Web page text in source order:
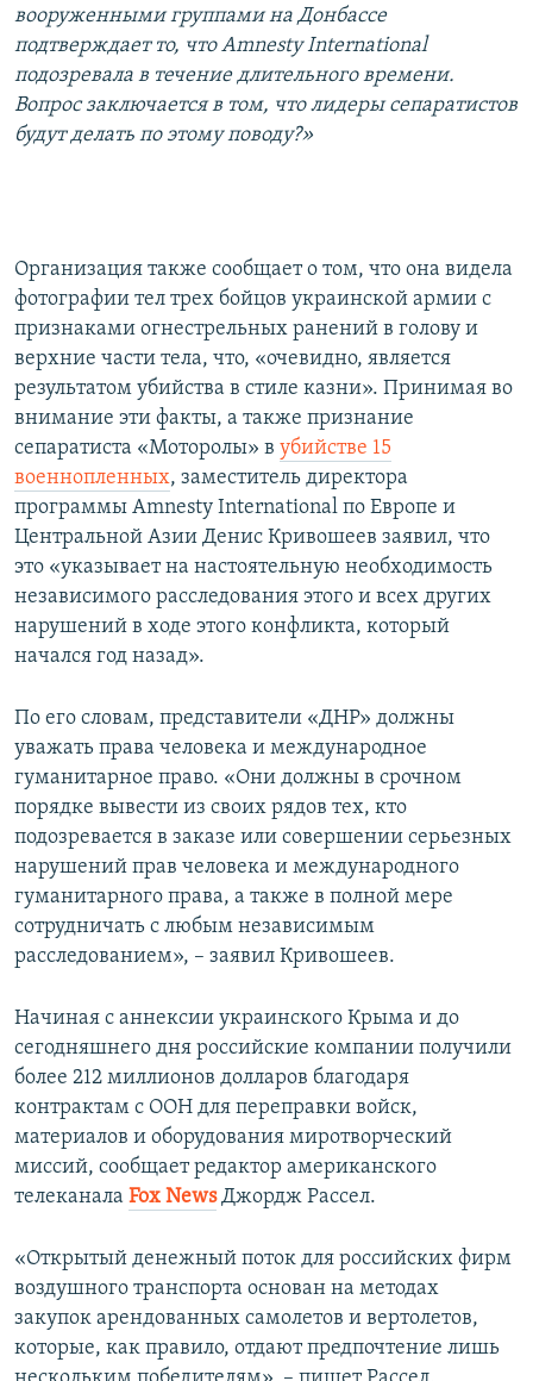
вооруженными группами на Донбассе
подтверждает то, что Amnesty International
подозревала в течение длительного времени.
Вопрос заключается в том, что лидеры сепаратистов
будут делать по этому поводу?»
Организация также сообщает о том, что она видела
фотографии тел трех бойцов украинской армии с
признаками огнестрельных ранений в голову и
верхние части тела, что, «очевидно, является
результатом убийства в стиле казни». Принимая во
внимание эти факты, а также признание
сепаратиста «Моторолы» в убийстве 15
военнопленных, заместитель директора
программы Amnesty International по Европе и
Центральной Азии Денис Кривошеев заявил, что
это «указывает на настоятельную необходимость
независимого расследования этого и всех других
нарушений в ходе этого конфликта, который
начался год назад».
По его словам, представители «ДНР» должны
уважать права человека и международное
гуманитарное право. «Они должны в срочном
порядке вывести из своих рядов тех, кто
подозревается в заказе или совершении серьезных
нарушений прав человека и международного
гуманитарного права, а также в полной мере
сотрудничать с любым независимым
расследованием», – заявил Кривошеев.
Начиная с аннексии украинского Крыма и до
сегодняшнего дня российские компании получили
более 212 миллионов долларов благодаря
контрактам с ООН для переправки войск,
материалов и оборудования миротворческий
миссий, сообщает редактор американского
телеканала Fox NewsДжордж Рассел.
«Открытый денежный поток для российских фирм
воздушного транспорта основан на методах
закупок арендованных самолетов и вертолетов,
которые, как правило, отдают предпочтение лишь